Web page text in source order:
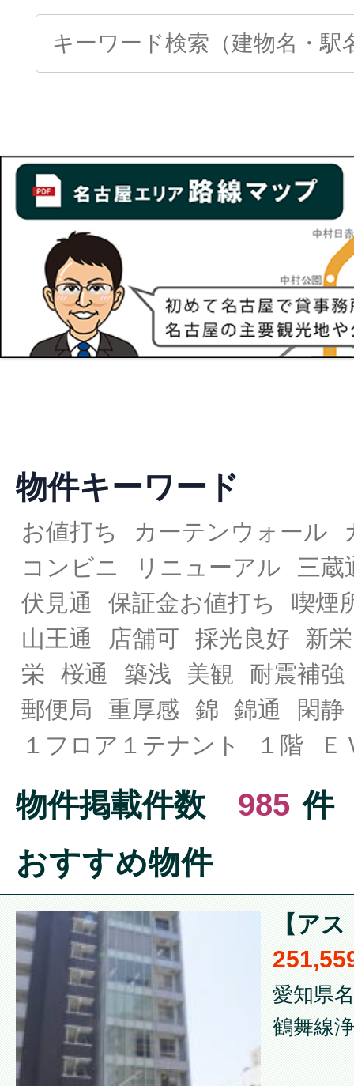
Search
物件キーワード
お値打ち カーテンウォール
コンビニ
リニューアル
三蔵
伏見通
保証金お値打ち
喫煙
山王通
店舗可 採光良好
新栄
栄
桜通 築浅 美観
耐震補強
郵便局
重厚感 錦 錦通
閑静
１フロア１テナント
１階 Ｅ
物件掲載件数 985 件
おすすめ物件
【ア
愛知県
鶴舞線